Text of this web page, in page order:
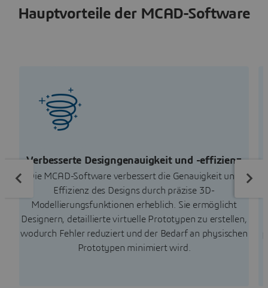
Hauptvorteile der MCAD-Software
Verbesserte Designgenauigkeit und -effizienz
Die MCAD-Software verbessert die Genauigkeit und
Effizienz des Designs durch präzise 3D-
Modellierungsfunktionen erheblich. Sie ermöglicht
Designern, detaillierte virtuelle Prototypen zu erstellen,
wodurch Fehler reduziert und der Bedarf an physischen
Prototypen minimiert wird.